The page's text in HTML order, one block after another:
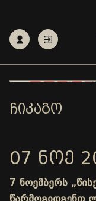
ᲩᲘᲙᲐᲒᲝ
07 ᲜᲝᲔ
7 ნოემბერს